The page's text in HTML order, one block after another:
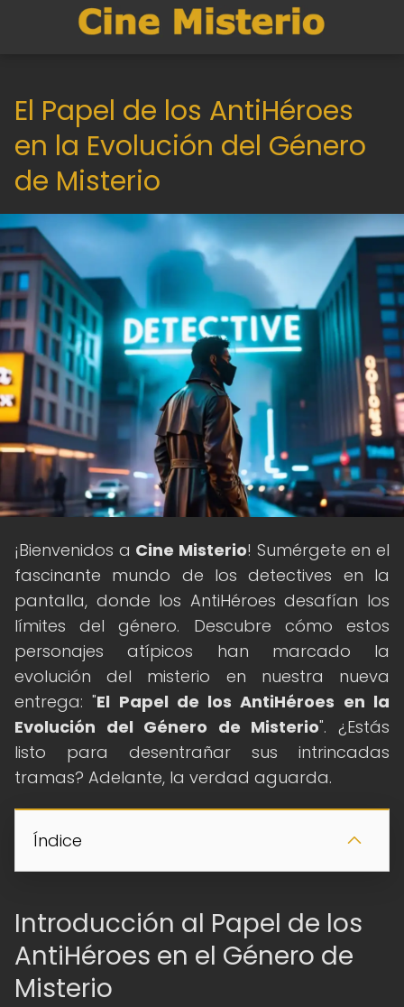
El Papel de los AntiHéroes
en la Evolución del Género
de Misterio
¡Bienvenidos a Cine Misterio! Sumérgete en el
fascinante mundo de los detectives en la
pantalla, donde los AntiHéroes desafían los
límites del género. Descubre cómo estos
personajes atípicos han marcado la
evolución del misterio en nuestra nueva
entrega: "El Papel de los AntiHéroes en la
Evolución del Género de Misterio". ¿Estás
listo para desentrañar sus intrincadas
tramas? Adelante, la verdad aguarda.
Índice
Introducción al Papel de los
AntiHéroes en el Género de
Misterio